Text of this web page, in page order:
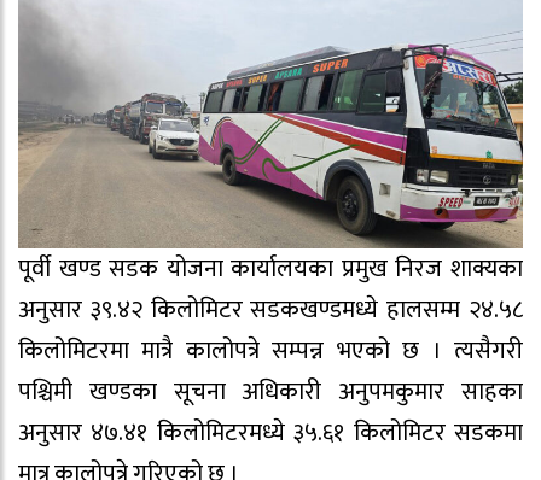
पूर्वी खण्ड सडक योजना कार्यालयका प्रमुख निरज शाक्यका
अनुसार ३९.४२ किलोमिटर सडकखण्डमध्ये हालसम्म २४.५८
किलोमिटरमा मात्रै कालोपत्रे सम्पन्न भएको छ । त्यसैगरी
पश्चिमी खण्डका सूचना अधिकारी अनुपमकुमार साहका
अनुसार ४७.४१ किलोमिटरमध्ये ३५.६१ किलोमिटर सडकमा